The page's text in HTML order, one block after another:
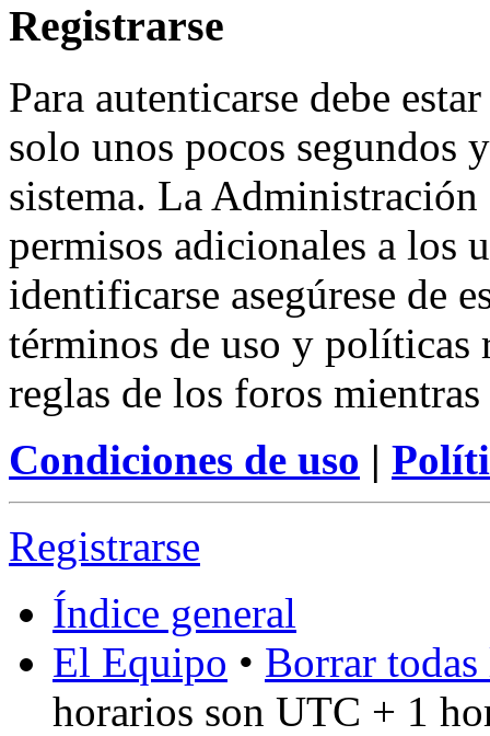
Registrarse
Para autenticarse debe
solo unos pocos segundos
sistema. La
permisos adicionales a los
identificarse asegúrese de
términos de uso y políticas
reglas de los foros
Condiciones de uso |
Registrarse
Índice general
El Equipo • Borrar
horarios son UTC + 1